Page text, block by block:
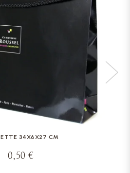
34X6X27 CM
0,50 €